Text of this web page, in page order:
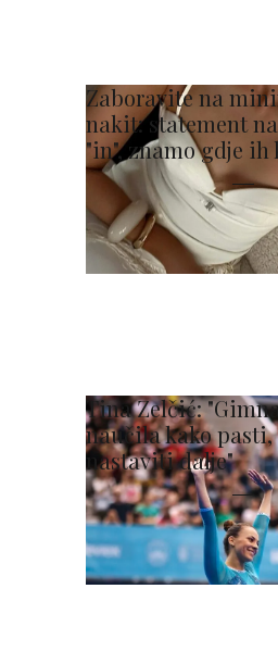
Zaboravite na
nakit: statement
"in", znamo gdje
Tina Zelčić:
naučila kako
nastaviti dalje"